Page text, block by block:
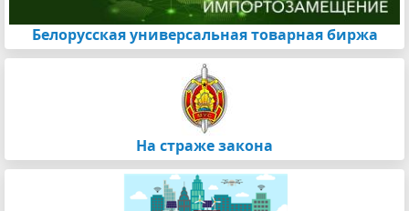
Белорусская универсальная товарная биржа
На страже закона